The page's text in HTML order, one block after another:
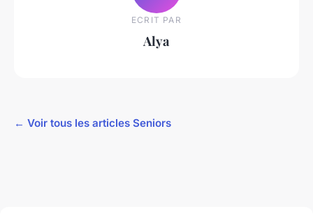
ECRIT PAR
Alya
← Voir tous les articles Seniors